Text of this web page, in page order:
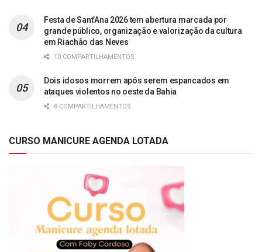
Festa de Sant’Ana 2026 tem abertura marcada por
grande público, organização e valorização da cultura
em Riachão das Neves
10 COMPARTILHAMENTOS
Dois idosos morrem após serem espancados em
ataques violentos no oeste da Bahia
8 COMPARTILHAMENTOS
CURSO MANICURE AGENDA LOTADA